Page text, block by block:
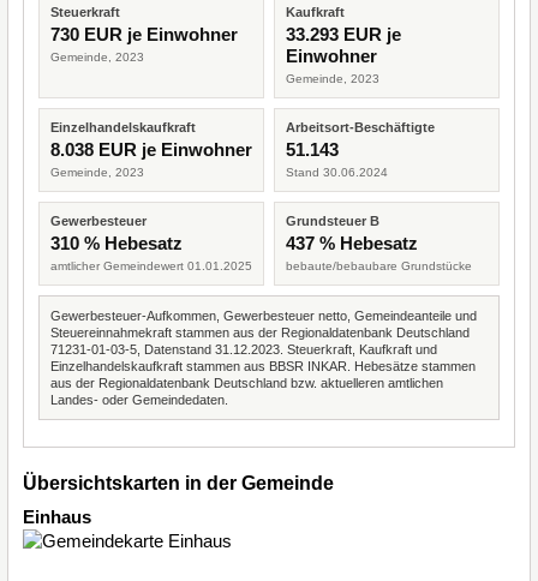
Steuerkraft
730 EUR je Einwohner
Gemeinde, 2023
Kaufkraft
33.293 EUR je
Einwohner
Gemeinde, 2023
Einzelhandelskaufkraft
8.038 EUR je Einwohner
Gemeinde, 2023
Arbeitsort-Beschäftigte
51.143
Stand 30.06.2024
Gewerbesteuer
310 % Hebesatz
amtlicher Gemeindewert 01.01.2025
Grundsteuer B
437 % Hebesatz
bebaute/bebaubare Grundstücke
Gewerbesteuer-Aufkommen, Gewerbesteuer netto, Gemeindeanteile und
Steuereinnahmekraft stammen aus der Regionaldatenbank Deutschland
71231-01-03-5, Datenstand 31.12.2023. Steuerkraft, Kaufkraft und
Einzelhandelskaufkraft stammen aus BBSR INKAR. Hebesätze stammen
aus der Regionaldatenbank Deutschland bzw. aktuelleren amtlichen
Landes- oder Gemeindedaten.
Übersichtskarten in der Gemeinde
Einhaus